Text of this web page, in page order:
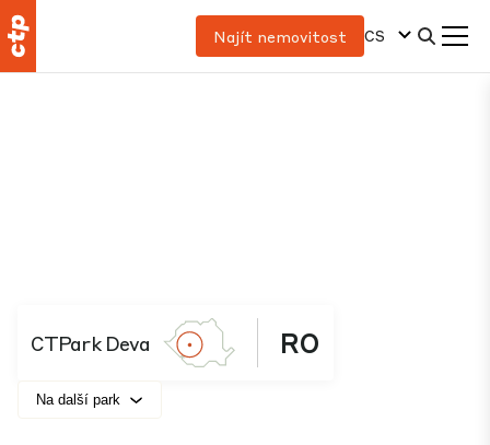
Najít nemovitost CS
CTPark Deva RO
Na další park